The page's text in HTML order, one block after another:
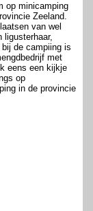
op minicamping
Zeeland.
van wel
ligusterhaar,
de campiing is
met
eens een kijkje
op
in de provincie